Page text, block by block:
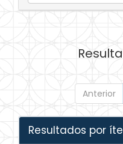
Anterior
Resultados por